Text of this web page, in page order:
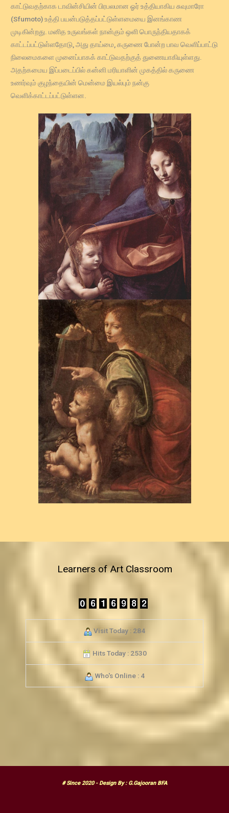
காட்டுவதற்காக டாவின்சியின் பிரபலமான ஓர் உத்தியாகிய சுவுமாரோ
(Sfumoto) உத்தி பயன்படுத்தப்பட்டுள்ளமையை இனங்காண
முடிகின்றது. மனித உருவங்கள் நான்கும் ஒளி பொருந்தியதாகக்
காட்டப்பட்டுள்ளதோடு, அது தாய்மை, கருணை போன்ற பாவ வெளிப்பாட்டு
நிலைமைகளை முனைப்பாகக் காட்டுவதற்குத் துணையாகியுள்ளது.
அதற்கமைய இப்படைப்பில் கன்னி மரியாளின் முகத்தில் கருணை
உணர்வும் குழந்தையின் மென்மை இயல்பும் நன்கு
வெளிக்காட்டப்பட்டுள்ளன.
Learners of Art Classroom
Visit Today : 284
Hits Today : 2530
Who's Online : 4
# Since 2020 - Design By : G.Gajooran BFA